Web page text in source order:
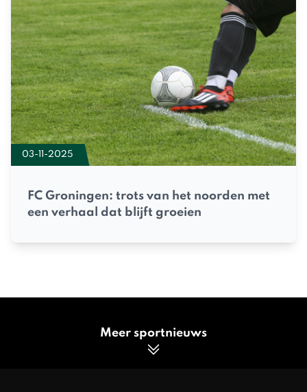
03-11-2025
FC Groningen: trots van het noorden met
een verhaal dat blijft groeien
Meer sportnieuws